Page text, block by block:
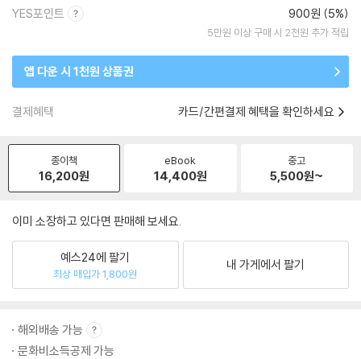
YES포인트 900원 (5%)
5만원 이상 구매 시 2천원 추가 적립
앱 다운 시 1천원 상품권
결제혜택 카드/간편결제 혜택을 확인하세요
종이책
16,200원
eBook
14,400원
중고
5,500원~
이미 소장하고 있다면 판매해 보세요.
예스24에 팔기
최상 매입가 1,800원
내 가게에서 팔기
해외배송 가능
문화비소득공제 가능